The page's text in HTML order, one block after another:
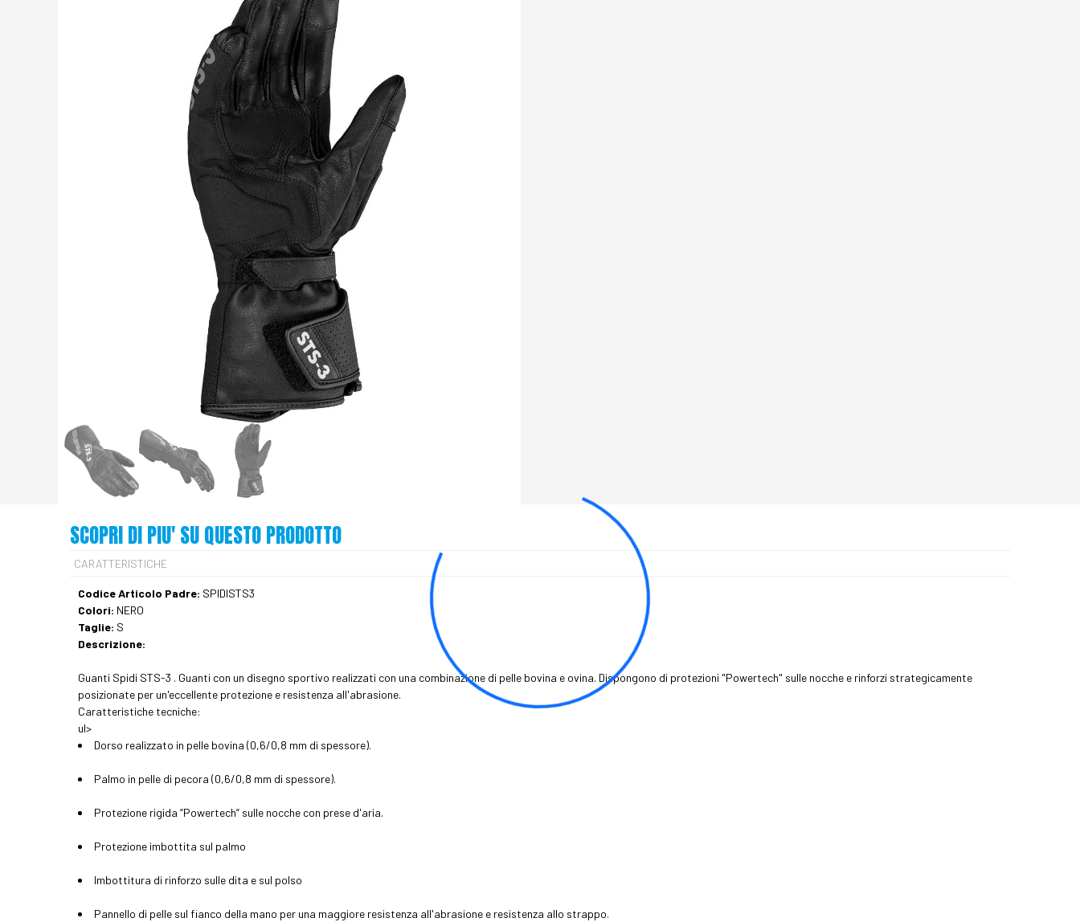
SCOPRI DI PIU' SU QUESTO PRODOTTO
CARATTERISTICHE
Codice Articolo Padre: SPIDISTS3
Colori: NERO
Taglie: S
Descrizione:
Guanti Spidi STS-3 . Guanti con un disegno sportivo realizzati con una combinazione di pelle bovina e ovina. Dispongono di protezioni "Powertech" sulle nocche e rinforzi strategicamente
posizionate per un'eccellente protezione e resistenza all'abrasione.
Caratteristiche tecniche:
ul>
Dorso realizzato in pelle bovina (0,6/0,8 mm di spessore).
Palmo in pelle di pecora (0,6/0,8 mm di spessore).
Protezione rigida “Powertech” sulle nocche con prese d'aria.
Protezione imbottita sul palmo
Imbottitura di rinforzo sulle dita e sul polso
Pannello di pelle sul fianco della mano per una maggiore resistenza all'abrasione e resistenza allo strappo.